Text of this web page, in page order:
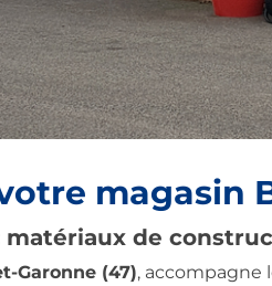
magasin
matériaux de
Garonne (47), accompagne